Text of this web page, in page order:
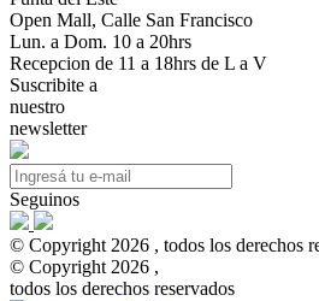
Open Mall, Calle San Francisco
Lun. a Dom. 10 a 20hrs
Recepcion de 11 a 18hrs de L a V
Suscribite a
nuestro
newsletter
Seguinos
© Copyright 2026 , todos los derechos
© Copyright 2026 ,
todos los derechos reservados